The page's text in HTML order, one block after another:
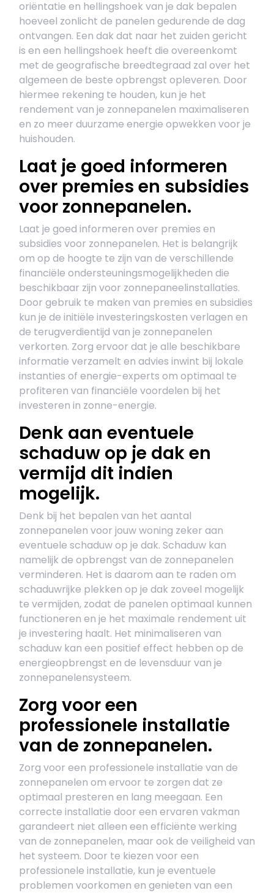
oriëntatie en hellingshoek van je dak bepalen
hoeveel zonlicht de panelen gedurende de dag
ontvangen. Een dak dat naar het zuiden gericht
is en een hellingshoek heeft die overeenkomt
met de geografische breedtegraad zal over het
algemeen de beste opbrengst opleveren. Door
hiermee rekening te houden, kun je het
rendement van je zonnepanelen maximaliseren
en zo meer duurzame energie opwekken voor je
huishouden.
Laat je goed informeren
over premies en subsidies
voor zonnepanelen.
Laat je goed informeren over premies en
subsidies voor zonnepanelen. Het is belangrijk
om op de hoogte te zijn van de verschillende
financiële ondersteuningsmogelijkheden die
beschikbaar zijn voor zonnepaneelinstallaties.
Door gebruik te maken van premies en subsidies
kun je de initiële investeringskosten verlagen en
de terugverdientijd van je zonnepanelen
verkorten. Zorg ervoor dat je alle beschikbare
informatie verzamelt en advies inwint bij lokale
instanties of energie-experts om optimaal te
profiteren van financiële voordelen bij het
investeren in zonne-energie.
Denk aan eventuele
schaduw op je dak en
vermijd dit indien
mogelijk.
Denk bij het bepalen van het aantal
zonnepanelen voor jouw woning zeker aan
eventuele schaduw op je dak. Schaduw kan
namelijk de opbrengst van de zonnepanelen
verminderen. Het is daarom aan te raden om
schaduwrijke plekken op je dak zoveel mogelijk
te vermijden, zodat de panelen optimaal kunnen
functioneren en je het maximale rendement uit
je investering haalt. Het minimaliseren van
schaduw kan een positief effect hebben op de
energieopbrengst en de levensduur van je
zonnepanelensysteem.
Zorg voor een
professionele installatie
van de zonnepanelen.
Zorg voor een professionele installatie van de
zonnepanelen om ervoor te zorgen dat ze
optimaal presteren en lang meegaan. Een
correcte installatie door een ervaren vakman
garandeert niet alleen een efficiënte werking
van de zonnepanelen, maar ook de veiligheid van
het systeem. Door te kiezen voor een
professionele installatie, kun je eventuele
problemen voorkomen en genieten van een